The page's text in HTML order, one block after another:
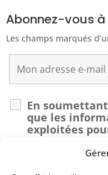
Abonnez-vous
Les champs marqués
En
que les
exploitées